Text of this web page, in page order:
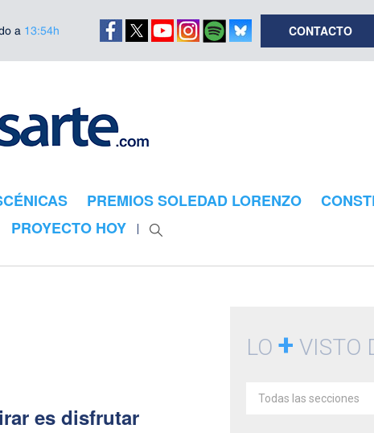
a 13:54h CONTACTO
PREMIOS SOLEDAD LORENZO
PROYECTO HOY
es disfrutar
LO+ VISTO
Todas las secciones